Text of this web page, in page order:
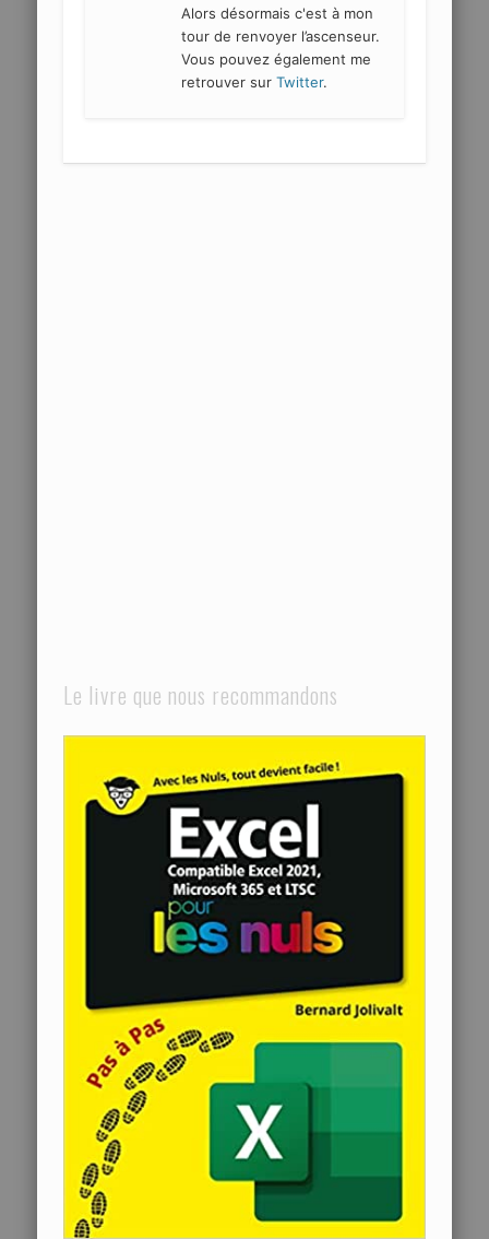
Alors désormais c'est à mon
tour de renvoyer l’ascenseur.
Vous pouvez également me
retrouver surTwitter.
Le livre que nous recommandons